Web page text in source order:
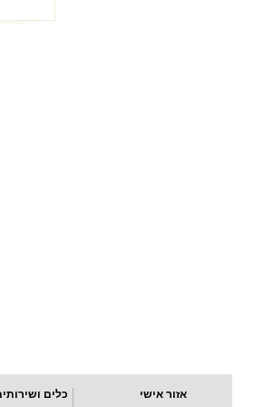
אזור אישי כלים